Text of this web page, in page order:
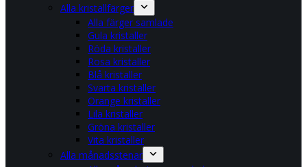
Alla kristallfärger
Alla färger samlade
Gula kristaller
Röda kristaller
Rosa kristaller
Blå kristaller
Svarta kristaller
Orange kristaller
Lila kristaller
Gröna kristaller
Vita kristaller
Alla månadsstenar